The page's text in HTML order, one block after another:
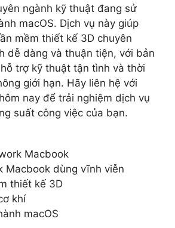
ngành kỹ thuật đang sử
macOS. Dịch vụ này giúp
mềm thiết kế 3D chuyên
dễ dàng và thuận tiện, với bản
trợ kỹ thuật tận tình và thời
giới hạn. Hãy liên hệ với
nay để trải nghiệm dịch vụ
suất công việc của bạn.
Macbook
Macbook dùng vĩnh viễn
thiết kế 3D
khí
macOS